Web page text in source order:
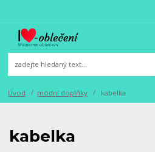
Úvod módní doplňky kabelka
kabelka